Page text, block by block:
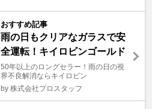
おすすめ記事
雨の日もクリアなガラスで安
全運転！キイロビンゴールド
50年以上のロングセラー！雨の日の視
界不良解消ならキイロビン
by 株式会社プロスタッフ